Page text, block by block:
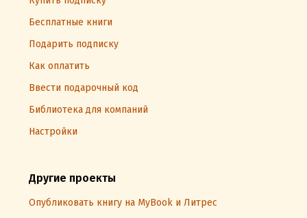
Бесплатные книги
Подарить подписку
Как оплатить
Ввести подарочный код
Библиотека для компаний
Настройки
Другие проекты
Опубликовать книгу на MyBook и Литрес